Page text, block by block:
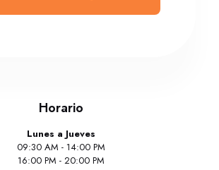
Horario
Lunes a Jueves
09:30 AM - 14:00 PM
16:00 PM - 20:00 PM